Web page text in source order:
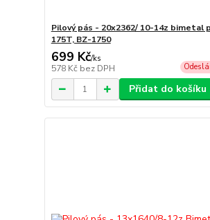
Pilový pás - 20x2362/ 10-14z bimetal
175T, BZ-1750
699 Kč/ks
578 Kč bez DPH
Přidat do košíku